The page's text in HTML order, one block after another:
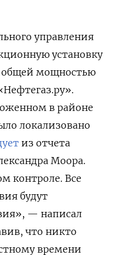
управления
установку
общей мощностью
в районе
локализовано
из отчета
Моора.
контроле. Все
будут
— написал
что никто
времени